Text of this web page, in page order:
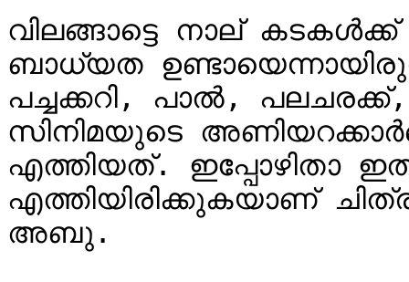
വിലങ്ങാട്ടെ നാല്
ബാധ്യത
പച്ചക്കറി, പാല്‍,
സിനിമയുടെ
എത്തിയത്. ഇപ്പോഴിതാ
എത്തിയിരിക്കുകയാണ്
അബു.